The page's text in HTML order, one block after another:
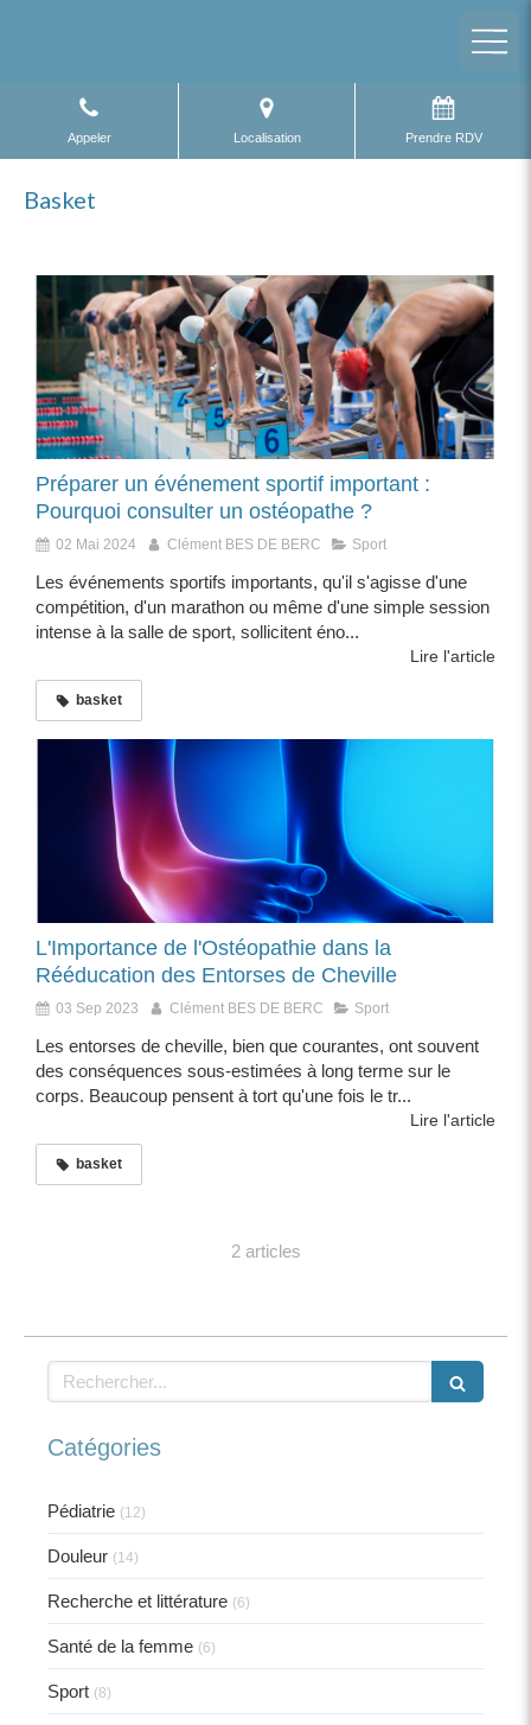
Appeler Localisation Prendre RDV
Basket
Préparer un événement sportif important :
Pourquoi consulter un ostéopathe ?
02 Mai 2024 Clément BES DE BERC Sport
Les événements sportifs importants, qu'il s'agisse d'une
compétition, d'un marathon ou même d'une simple session
intense à la salle de sport, sollicitent éno...
Lire l'article
basket
L'Importance de l'Ostéopathie dans la
Rééducation des Entorses de Cheville
03 Sep 2023 Clément BES DE BERC Sport
Les entorses de cheville, bien que courantes, ont souvent
des conséquences sous-estimées à long terme sur le
corps. Beaucoup pensent à tort qu'une fois le tr...
Lire l'article
basket
2 articles
Rechercher
Catégories
Pédiatrie (12)
Douleur (14)
Recherche et littérature (6)
Santé de la femme (6)
Sport (8)